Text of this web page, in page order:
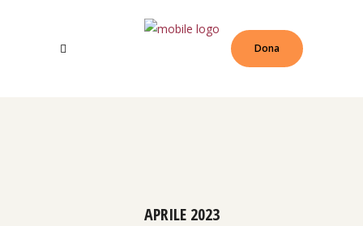
Dona
APRILE 2023